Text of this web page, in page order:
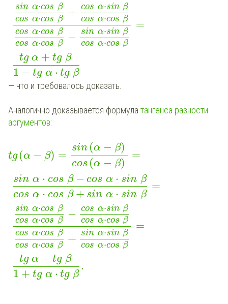
sin α⋅cos β
cos α⋅cos β
+ cos α⋅sin β
cos α⋅cos β
cos α⋅cos β
cos α⋅cos β
− sin α⋅sin β
cos α⋅cos β
=
tg α + tg β
1 − tg α ⋅ tg β
— что и требовалось доказать.
Аналогично доказывается формула тангенса разности
аргументов:
tg (α − β) =
sin (α − β)
cos (α − β)
=
sin α ⋅ cos β − cos α ⋅ sin β
cos α ⋅ cos β + sin α ⋅ sin β
=
sin α⋅cos β
cos α⋅cos β
− cos α⋅sin β
cos α⋅cos β
cos α⋅cos β
cos α⋅cos β
+ sin α⋅sin β
cos α⋅cos β
=
tg α − tg β
1 + tg α ⋅ tg β
.